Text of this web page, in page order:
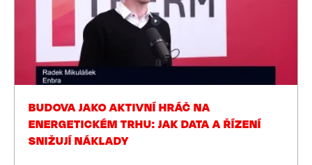
BUDOVA JAKO AKTIVNÍ HRÁČ NA
ENERGETICKÉM TRHU: JAK DATA A ŘÍZENÍ
SNIŽUJÍ NÁKLADY